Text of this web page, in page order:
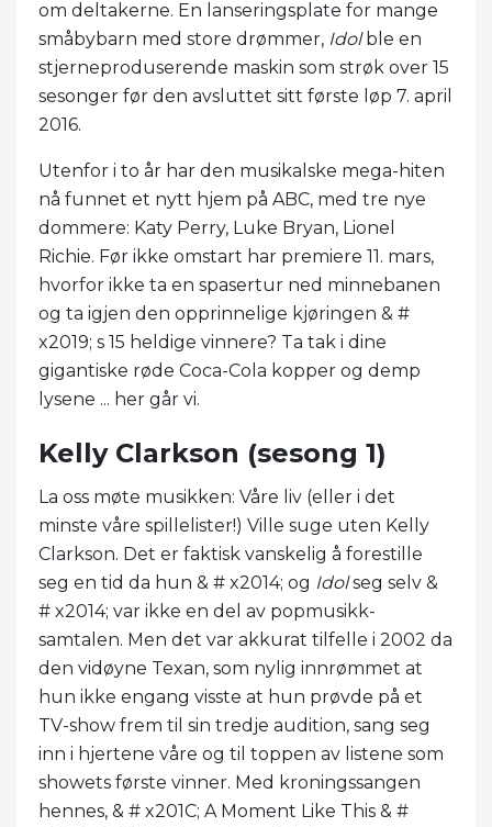
om deltakerne. En lanseringsplate for mange
småbybarn med store drømmer, Idolble en
stjerneproduserende maskin som strøk over 15
sesonger før den avsluttet sitt første løp 7. april
2016.
Utenfor i to år har den musikalske mega-hiten
nå funnet et nytt hjem på ABC, med tre nye
dommere: Katy Perry, Luke Bryan, Lionel
Richie. Før ikke omstart har premiere 11. mars,
hvorfor ikke ta en spasertur ned minnebanen
og ta igjen den opprinnelige kjøringen & #
x2019; s 15 heldige vinnere? Ta tak i dine
gigantiske røde Coca-Cola kopper og demp
lysene ... her går vi.
Kelly Clarkson (sesong 1)
La oss møte musikken: Våre liv (eller i det
minste våre spillelister!) Ville suge uten Kelly
Clarkson. Det er faktisk vanskelig å forestille
seg en tid da hun & # x2014; og Idolseg selv &
# x2014; var ikke en del av popmusikk-
samtalen. Men det var akkurat tilfelle i 2002 da
den vidøyne Texan, som nylig innrømmet at
hun ikke engang visste at hun prøvde på et
TV-show frem til sin tredje audition, sang seg
inn i hjertene våre og til toppen av listene som
showets første vinner. Med kroningssangen
hennes, & # x201C; A Moment Like This & #